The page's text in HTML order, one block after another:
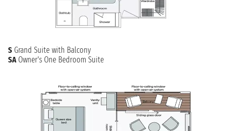
S Grand Suite with Balcony
SA Owner's One Bedroom Suite